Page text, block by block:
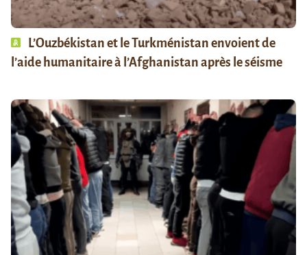
L’Ouzbékistan et le Turkménistan envoient de
l’aide humanitaire à l’Afghanistan après le séisme